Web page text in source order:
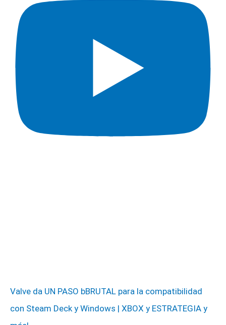
Valve da UN PASO bBRUTAL para la compatibilidad
con Steam Deck y Windows | XBOX y ESTRATEGIA y